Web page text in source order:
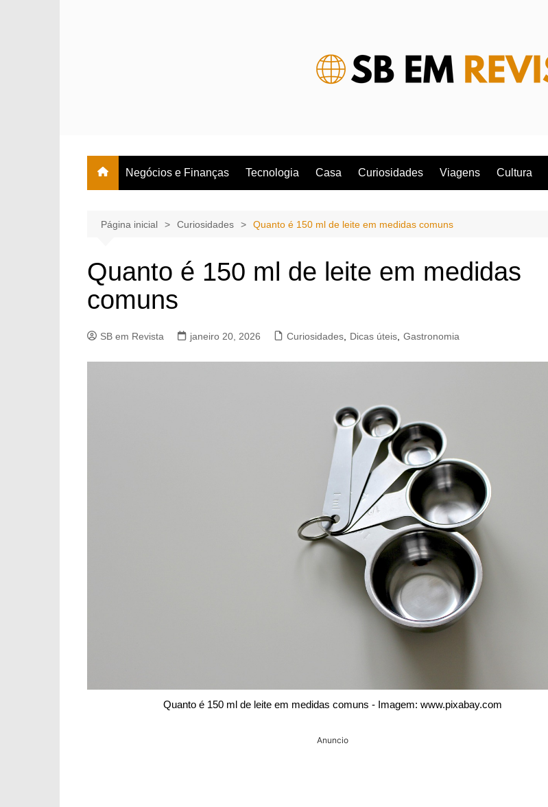
Negócios e Finanças Tecnologia Casa Curiosidades Viagens Cultura
Página inicial Curiosidades Quanto é 150 ml de leite em medidas comuns
Quanto é 150 ml de leite em medidas
comuns
SB em Revista janeiro 20, 2026 Curiosidades Dicas úteis Gastronomia
Quanto é 150 ml de leite em medidas comuns - Imagem: www.pixabay.com
Anuncio